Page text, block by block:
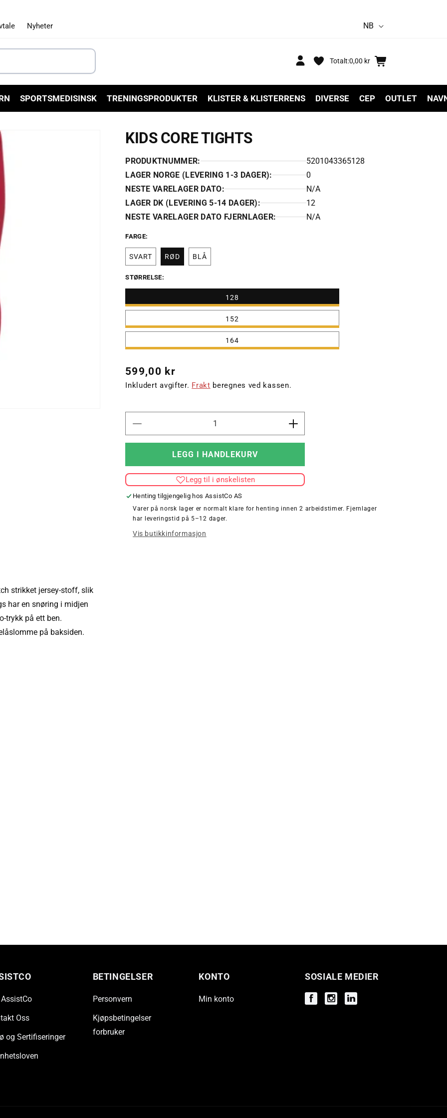
Nyheter
S
k
NB
inn
Totalt:0,00 kr
Handlekurv
SPORTSMEDISINSK TRENINGSPRODUKTER KLISTER & KLISTERRENS DIVERSE CEP OUTLET
KIDS CORE TIGHTS
PRODUKTNUMMER:
5201043365128
LAGER NORGE (LEVERING 1-3 DAGER):
0
NESTE VARELAGER DATO:
N/A
LAGER DK (LEVERING 5-14 DAGER):
12
NESTE VARELAGER DATO FJERNLAGER:
N/A
FARGE:
SVART RØD BLÅ
STØRRELSE:
128
152
164
Vanlig
pris
599,00 kr
Inkludert avgifter. Frakt beregnes ved kassen.
antallet
Øk
antallet
TIGHTS
LEGG I HANDLEKURV
Legg til i ønskelisten
Henting tilgjengelig hosAssistCo AS
Varer på norsk lager er normalt klare for henting innen 2 arbeidstimer. Fjernlager
har leveringstid på 5–12 dager.
Vis butikkinformasjon
strikket jersey-stoff, slik
har en snøring i midjen
trykk på ett ben.
på baksiden.
Oss
og Sertifiseringer
BETINGELSER
Personvern
Kjøpsbetingelser
forbruker
KONTO
Min konto
SOSIALE MEDIER
FacebookInstagramInstagram